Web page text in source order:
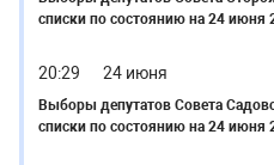
списки по состоянию на 24 июня
20:29 24 июня
Выборы депутатов Совета
списки по состоянию на 24 июня